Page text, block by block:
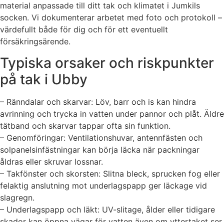
material anpassade till ditt tak och klimatet i Jumkils
socken. Vi dokumenterar arbetet med foto och protokoll –
värdefullt både för dig och för ett eventuellt
försäkringsärende.
Typiska orsaker och riskpunkter
på tak i Ubby
– Ränndalar och skarvar: Löv, barr och is kan hindra
avrinning och trycka in vatten under pannor och plåt. Äldre
tätband och skarvar tappar ofta sin funktion.
– Genomföringar: Ventilationshuvar, antennfästen och
solpanelsinfästningar kan börja läcka när packningar
åldras eller skruvar lossnar.
– Takfönster och skorsten: Slitna bleck, sprucken fog eller
felaktig anslutning mot underlagspapp ger läckage vid
slagregn.
– Underlagspapp och läkt: UV-slitage, ålder eller tidigare